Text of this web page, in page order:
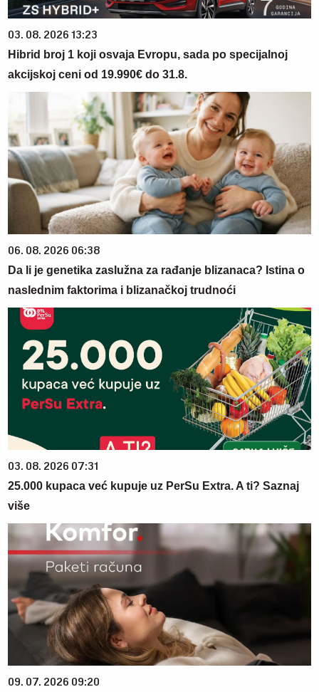
03. 08. 2026 13:23
Hibrid broj 1 koji osvaja Evropu, sada po specijalnoj
akcijskoj ceni od 19.990€ do 31.8.
06. 08. 2026 06:38
Da li je genetika zaslužna za rađanje blizanaca? Istina o
naslednim faktorima i blizanačkoj trudnoći
03. 08. 2026 07:31
25.000 kupaca već kupuje uz PerSu Extra. A ti? Saznaj
više
09. 07. 2026 09:20